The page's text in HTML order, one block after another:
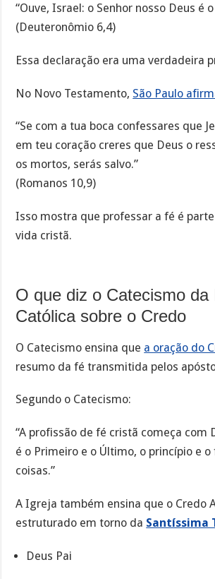
“Ouve, Israel: o Senhor nosso Deus é
(Deuteronômio 6,4)
Essa declaração era uma verdadeira
No Novo Testamento, São Paulo
“Se com a tua boca confessares que
em teu coração creres que Deus o
os mortos, serás salvo.”
(Romanos 10,9)
Isso mostra que professar a fé é
vida cristã.
O que diz o Catecismo da
Católica sobre o Credo
O Catecismo ensina que a oração do
resumo da fé transmitida pelos
Segundo o Catecismo:
“A profissão de fé cristã começa com
é o Primeiro e o Último, o princípio e
coisas.”
A Igreja também ensina que o Credo
estruturado em torno da Santíssima
Deus Pai